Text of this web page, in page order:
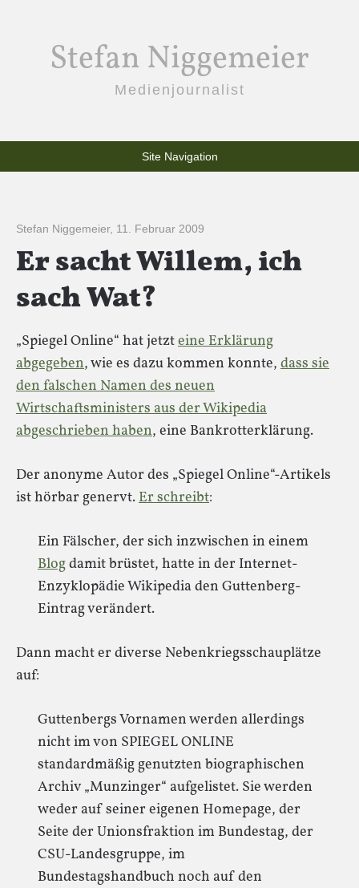
Stefan Niggemeier
Medienjournalist
Site Navigation
Stefan Niggemeier, 11. Februar 2009
Er sacht Willem, ich
sach Wat?
„Spiegel Online“ hat jetzteine Erklärung
abgegeben, wie es dazu kommen konnte, dass sie
den falschen Namen des neuen
Wirtschaftsministers aus der Wikipedia
abgeschrieben haben, eine Bankrotterklärung.
Der anonyme Autor des „Spiegel Online“-Artikels
ist hörbar genervt.Er schreibt:
Ein Fälscher, der sich inzwischen in einem
Blogdamit brüstet, hatte in der Internet-
Enzyklopädie Wikipedia den Guttenberg-
Eintrag verändert.
Dann macht er diverse Nebenkriegsschauplätze
auf:
Guttenbergs Vornamen werden allerdings
nicht im von SPIEGEL ONLINE
standardmäßig genutzten biographischen
Archiv „Munzinger“ aufgelistet. Sie werden
weder auf seiner eigenen Homepage, der
Seite der Unionsfraktion im Bundestag, der
CSU-Landesgruppe, im
Bundestagshandbuch noch auf den